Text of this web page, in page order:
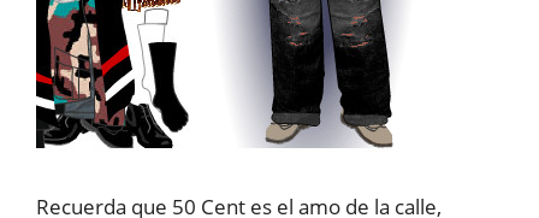
Recuerda que 50 Cent es el amo de la calle,